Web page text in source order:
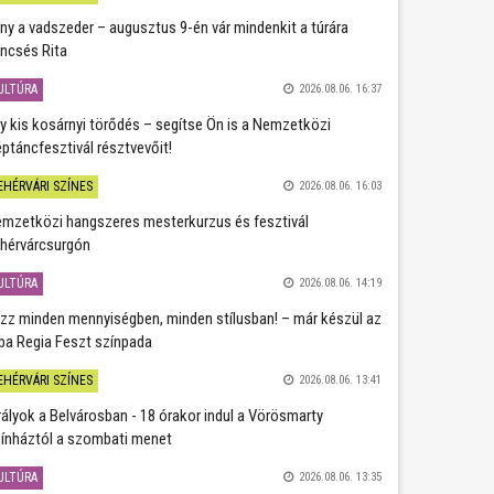
a vadszeder – augusztus 9-én vár mindenkit a túrára
Rita
2026.08.06. 16:37
kis kosárnyi törődés – segítse Ön is a Nemzetközi
résztvevőit!
SZÍNES 2026.08.06. 16:03
hangszeres mesterkurzus és fesztivál
2026.08.06. 14:19
minden mennyiségben, minden stílusban! – már készül az
Regia Feszt színpada
SZÍNES 2026.08.06. 13:41
a Belvárosban - 18 órakor indul a Vörösmarty
a szombati menet
2026.08.06. 13:35